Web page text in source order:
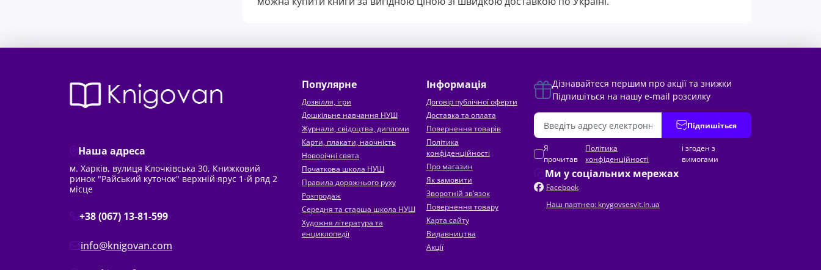
Наша адреса
м. Харків, вулиця Клочківська 30, Книжковий
ринок "Райський куточок" верхній ярус 1-й ряд 2
місце
+38 (067) 13-81-599
info@knigovan.com
Популярне
Дозвілля, ігри
Дошкільне навчання НУШ
Журнали, свідоцтва, дипломи
Карти, плакати, наочність
Новорічні свята
Початкова школа НУШ
Правила дорожнього руху
Розпродаж
Середня та старша школа НУШ
Художня література та
енциклопедії
Інформація
Договір публічної оферти
Доставка та оплата
Повернення товарів
Політика
конфіденційності
Про магазин
Як замовити
Зворотній зв’язок
Повернення товару
Карта сайту
Видавництва
Акції
Ми у соціальних мережах
Facebook
Наш партнер: knygovsesvit.in.ua
Дізнавайтеся першим про акції та знижки
Підпишіться на нашу e-mail розсилку
Підпишіться
Я
прочитав
Політика
конфіденційності
і згоден з
вимогами